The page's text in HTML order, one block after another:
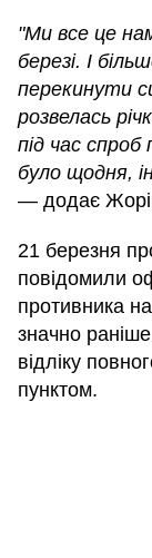
"Ми все це
березі. І
перекинути
розвелась
під час
було щодня,
— додає
21 березня
повідомили
противника
значно
відліку
пунктом.